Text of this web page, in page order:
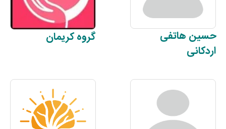
حسین هاتفی
اردکانی
گروهکریمان